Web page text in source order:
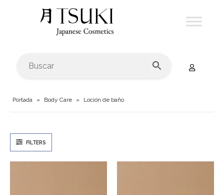
Portada » Body Care » Loción de baño
FILTERS